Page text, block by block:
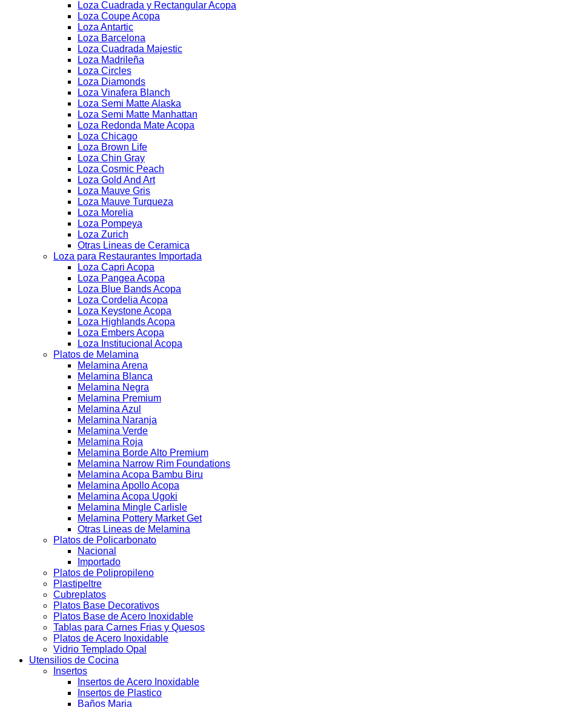
Loza Cuadrada y Rectangular Acopa
Loza Coupe Acopa
Loza Antartic
Loza Barcelona
Loza Cuadrada Majestic
Loza Madrileña
Loza Circles
Loza Diamonds
Loza Vinafera Blanch
Loza Semi Matte Alaska
Loza Semi Matte Manhattan
Loza Redonda Mate Acopa
Loza Chicago
Loza Brown Life
Loza Chin Gray
Loza Cosmic Peach
Loza Gold And Art
Loza Mauve Gris
Loza Mauve Turqueza
Loza Morelia
Loza Pompeya
Loza Zurich
Otras Lineas de Ceramica
Loza para Restaurantes Importada
Loza Capri Acopa
Loza Pangea Acopa
Loza Blue Bands Acopa
Loza Cordelia Acopa
Loza Keystone Acopa
Loza Highlands Acopa
Loza Embers Acopa
Loza Institucional Acopa
Platos de Melamina
Melamina Arena
Melamina Blanca
Melamina Negra
Melamina Premium
Melamina Azul
Melamina Naranja
Melamina Verde
Melamina Roja
Melamina Borde Alto Premium
Melamina Narrow Rim Foundations
Melamina Acopa Bambu Biru
Melamina Apollo Acopa
Melamina Acopa Ugoki
Melamina Mingle Carlisle
Melamina Pottery Market Get
Otras Lineas de Melamina
Platos de Policarbonato
Nacional
Importado
Platos de Polipropileno
Plastipeltre
Cubreplatos
Platos Base Decorativos
Platos Base de Acero Inoxidable
Tablas para Carnes Frias y Quesos
Platos de Acero Inoxidable
Vidrio Templado Opal
Utensilios de Cocina
Insertos
Insertos de Acero Inoxidable
Insertos de Plastico
Baños Maria